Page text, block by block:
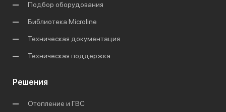
Подбор оборудования
Библиотека Microline
Техническая документация
Техническая поддержка
Решения
Отопление и ГВС